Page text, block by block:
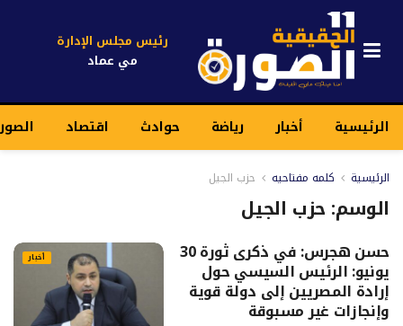
رئيس مجلس الإدارة
مي عماد
الرئيسية أخبار رياضة حوادث اقتصاد
الرئيسية كلمه مفتاحيه حزب الجيل
الوسم: حزب الجيل
أخبار حسن هجرس: في ذكرى ثورة 30
يونيو: الرئيس السيسي حول
إرادة المصريين إلى دولة قوية
وإنجازات غير مسبوقة